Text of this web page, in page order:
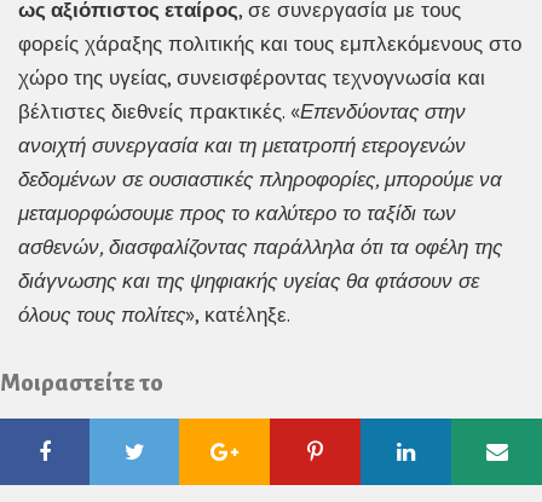
ως αξιόπιστος εταίρος, σε συνεργασία με τους
φορείς χάραξης πολιτικής και τους εμπλεκόμενους στο
χώρο της υγείας, συνεισφέροντας τεχνογνωσία και
βέλτιστες διεθνείς πρακτικές. «Επενδύοντας στην
ανοιχτή συνεργασία και τη μετατροπή ετερογενών
δεδομένων σε ουσιαστικές πληροφορίες, μπορούμε να
μεταμορφώσουμε προς το καλύτερο το ταξίδι των
ασθενών, διασφαλίζοντας παράλληλα ότι τα οφέλη της
διάγνωσης και της ψηφιακής υγείας θα φτάσουν σε
όλους τους πολίτες», κατέληξε.
Μοιραστείτε το
FacebookTwitter Google Pinterest Linkedin